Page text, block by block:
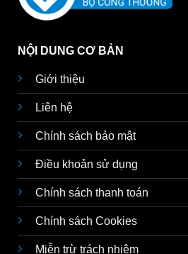
NỘI DUNG CƠ BẢN
Giới thiệu
Liên hệ
Chính sách bảo mật
Điều khoản sử dụng
Chính sách thanh toán
Chính sách Cookies
Miễn trừ trách nhiệm